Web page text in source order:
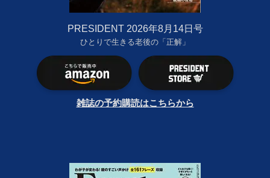
PRESIDENT 2026年8月14日号
ひとりで生きる老後の「正解」
雑誌の予約購読はこちらから